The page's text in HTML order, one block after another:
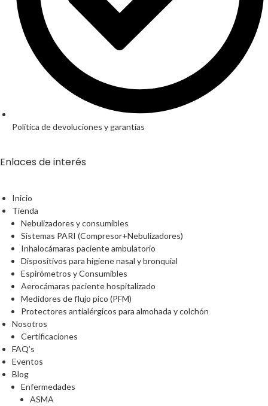
Política de devoluciones y garantías
Enlaces de interés
Inicio
Tienda
Nebulizadores y consumibles
Sistemas PARI (Compresor+Nebulizadores)
Inhalocámaras paciente ambulatorio
Dispositivos para higiene nasal y bronquial
Espirómetros y Consumibles
Aerocámaras paciente hospitalizado
Medidores de flujo pico (PFM)
Protectores antialérgicos para almohada y colchón
Nosotros
Certificaciones
FAQ’s
Eventos
Blog
Enfermedades
ASMA